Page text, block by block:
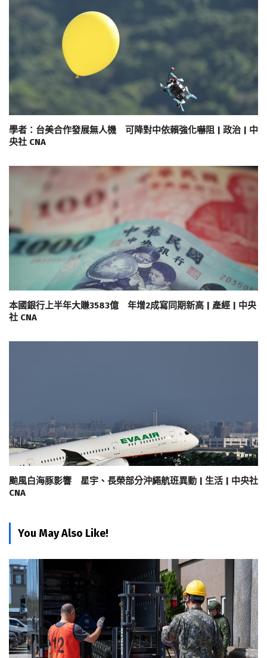
學者：台美合作發展無人機 可降對中依賴強化嚇阻 | 政治 | 中
央社 CNA
本國銀行上半年大賺3583億 年增2成寫同期新高 | 產經 | 中央
社 CNA
颱風白海豚影響 星宇、長榮部分沖繩航班異動 | 生活 | 中央社
CNA
You May Also Like!